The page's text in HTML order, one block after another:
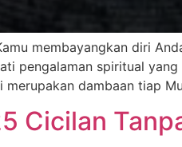
membayangkan diri
pengalaman spiritual
merupakan dambaan tiap
Cicilan